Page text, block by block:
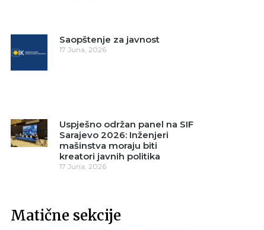
Saopštenje za javnost
17 Juna, 2026
Uspješno održan panel na SIF
Sarajevo 2026: Inženjeri
mašinstva moraju biti
kreatori javnih politika
17 Juna, 2026
Matične sekcije